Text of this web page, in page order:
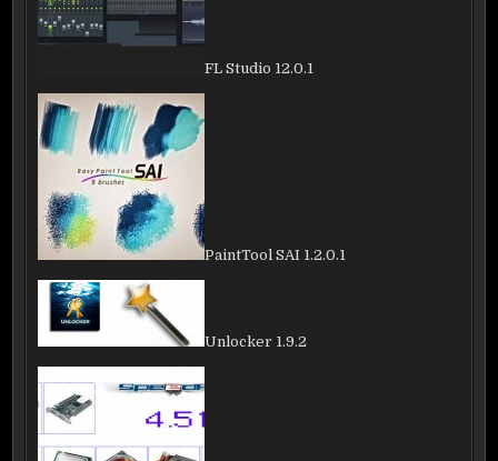
FL Studio 12.0.1
PaintTool SAI 1.2.0.1
Unlocker 1.9.2